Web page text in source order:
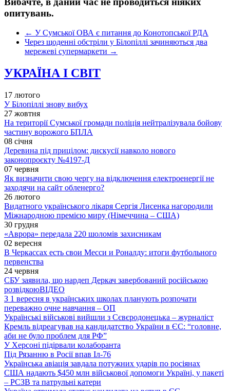
опитувань.
← У Сумської ОВА є питання до Конотопської РДА
Через щоденні обстріли у Білопіллі зачиняються два
мережеві супермаркети →
УКРАЇНА І СВІТ
17 лютого
У Білопіллі знову вибух
27 жовтня
На території Сумської громади поліція нейтралізувала бойову
частину ворожого БПЛА
08 січня
Деревина під прицілом: дискусії навколо нового
законопроєкту №4197-Д
07 червня
Як визначити свою чергу на відключення електроенергії не
заходячи на сайт обленерго?
26 лютого
Видатного українського лікаря Сергія Лисенка нагородили
Міжнародною премією миру (Німеччина – США)
30 грудня
«Аврора» передала 220 шоломів захисникам
02 вересня
В Черкассах есть свои Месси и Роналду: итоги футбольного
первенства
24 червня
СБУ заявила, що нардеп Деркач завербований російською
розвідкоюВІДЕО
З 1 вересня в українських школах планують розпочати
переважно очне навчання – ОП
Українські військові вийшли з Сєвєродонецька – журналіст
Кремль відреагував на кандидатство України в ЄС: “головне,
аби не було проблем для РФ”
У Херсоні підірвали колаборанта
Під Рязанню в Росії впав Іл-76
Українська авіація завдала потужних ударів по росіянах
США надають $450 млн військової допомоги Україні, у пакеті
– РСЗВ та патрульні катери